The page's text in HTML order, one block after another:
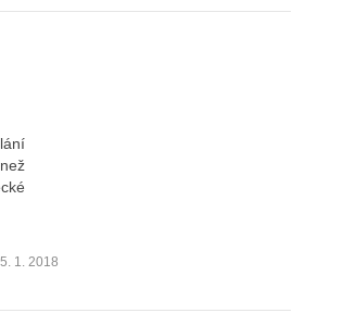
1. 2018